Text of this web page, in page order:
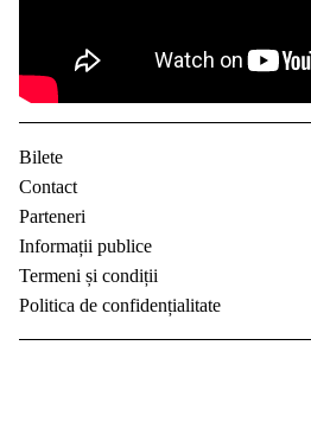
Bilete
Contact
Parteneri
Informații publice
Termeni și condiții
Politica de confidențialitate